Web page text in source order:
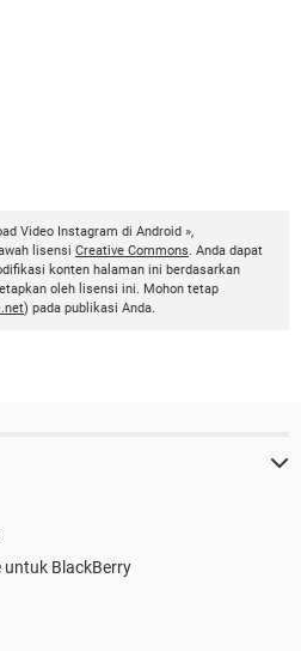
Video Instagram di Android »,
lisensi Creative Commons. Anda dapat
konten halaman ini berdasarkan
oleh lisensi ini. Mohon tetap
) pada publikasi Anda.
untuk BlackBerry